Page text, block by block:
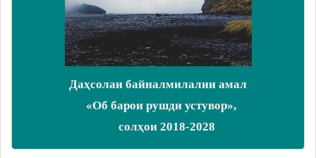
Даҳсолаи байналмилалии амал
«Об барои рушди устувор»,
солҳои 2018-2028